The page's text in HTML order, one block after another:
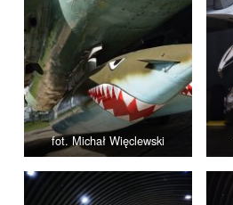
fot. Michał Więclewski